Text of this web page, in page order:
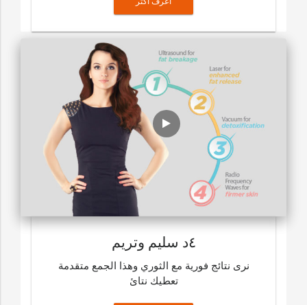
٤د سليم وتريم
نرى نتائج فورية مع الثوري وهذا الجمع متقدمة
تعطيك نتائ